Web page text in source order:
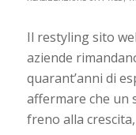
Il restyling sito
aziende
quarant’anni di
affermare che un
freno alla